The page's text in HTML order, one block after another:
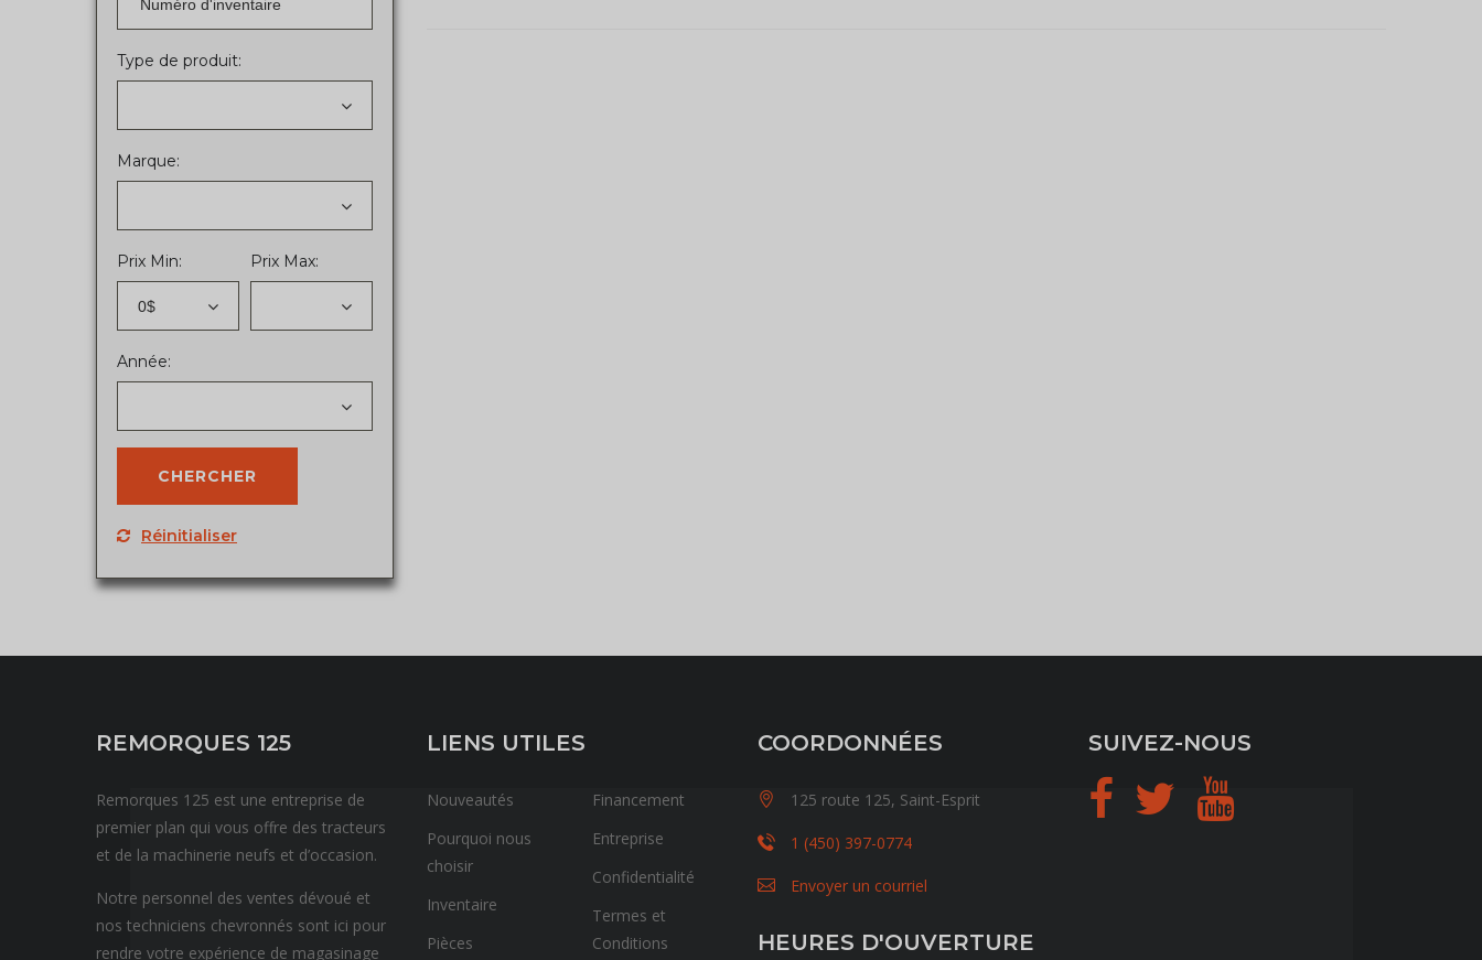
Type de produit:
Marque:
Prix Min:
0$
Prix Max:
Année:
Réinitialiser
REMORQUES 125
Remorques 125 est une entreprise de
premier plan qui vous offre des tracteurs
et de la machinerie neufs et d’occasion.
Notre personnel des ventes dévoué et
nos techniciens chevronnés sont ici pour
rendre votre expérience de magasinage
LIENS UTILES
Nouveautés
Pourquoi nous
choisir
Inventaire
Pièces
Financement
Entreprise
Confidentialité
Termes et
Conditions
COORDONNÉES
125 route 125, Saint-Esprit
1 (450) 397-0774
Envoyer un courriel
HEURES D'OUVERTURE
SUIVEZ-NOUS